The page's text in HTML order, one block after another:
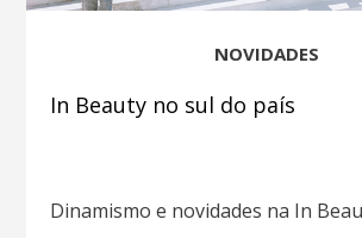
NOVIDADES
In Beauty no sul do país
Dinamismo e novidades na In